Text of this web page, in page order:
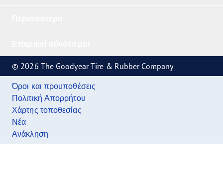
© 2026 The Goodyear Tire & Rubber Company
Όροι και προυποθέσεις
Πολιτική Απορρήτου
Χάρτης τοποθεσίας
Νέα
Ανάκληση